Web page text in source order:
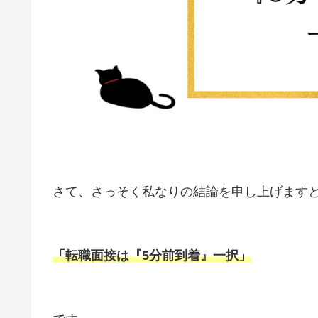
さて、さっそく私なりの結論を申し上げます
「転職面接は『5分前到着』一択」